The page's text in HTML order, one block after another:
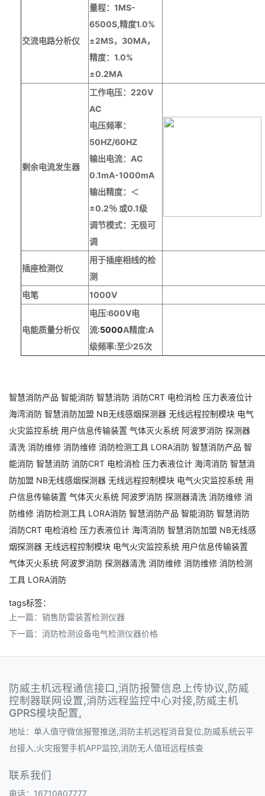
交流电路分析仪
量程：1MS-
6500S,精度1.0%
±2MS，30MA，
精度：1.0%
±0.2MA
剩余电流发生器
工作电压：220V
AC
电压频率：
50HZ/60HZ
输出电流：AC
0.1mA-1000mA
输出精度：＜
±0.2％ 或0.1级
调节模式：无极可
调
插座检测仪
用于插座相线的检
测
电笔
1000V
电能质量分析仪
电压:600V电
流:5000A精度:A
级频率:至少25次
智慧消防产品 智能消防 智慧消防 消防CRT 电检消检 压力表液位计
海湾消防 智慧消防加盟 NB无线感烟探测器 无线远程控制模块 电气
火灾监控系统 用户信息传输装置 气体灭火系统 阿波罗消防 探测器
清洗 消防维修 消防维修 消防检测工具 LORA消防 智慧消防产品 智
能消防 智慧消防 消防CRT 电检消检 压力表液位计 海湾消防 智慧消
防加盟 NB无线感烟探测器 无线远程控制模块 电气火灾监控系统 用
户信息传输装置 气体灭火系统 阿波罗消防 探测器清洗 消防维修 消
防维修 消防检测工具 LORA消防 智慧消防产品 智能消防 智慧消防
消防CRT 电检消检 压力表液位计 海湾消防 智慧消防加盟 NB无线感
烟探测器 无线远程控制模块 电气火灾监控系统 用户信息传输装置
气体灭火系统 阿波罗消防 探测器清洗 消防维修 消防维修 消防检测
工具 LORA消防
tags标签：
上一篇： 销售防雷装置检测仪器
下一篇： 消防检测设备电气检测仪器价格
防威主机远程通信接口,消防报警信息上传协议,防威
控制器联网设置,消防远程监控中心对接,防威主机
GPRS模块配置,
地址：单人值守微信报警推送,消防主机远程消音复位,防威系统云平
台接入,火灾报警手机APP监控,消防无人值班远程核查
联系我们
电话：16710807777